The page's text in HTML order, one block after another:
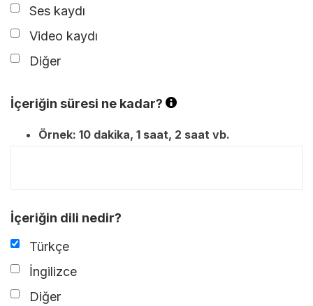
Ses kaydı
Video kaydı
Diğer
İçeriğin süresi ne kadar?
Örnek: 10 dakika, 1 saat, 2 saat vb.
İçeriğin dili nedir?
Türkçe
İngilizce
Diğer